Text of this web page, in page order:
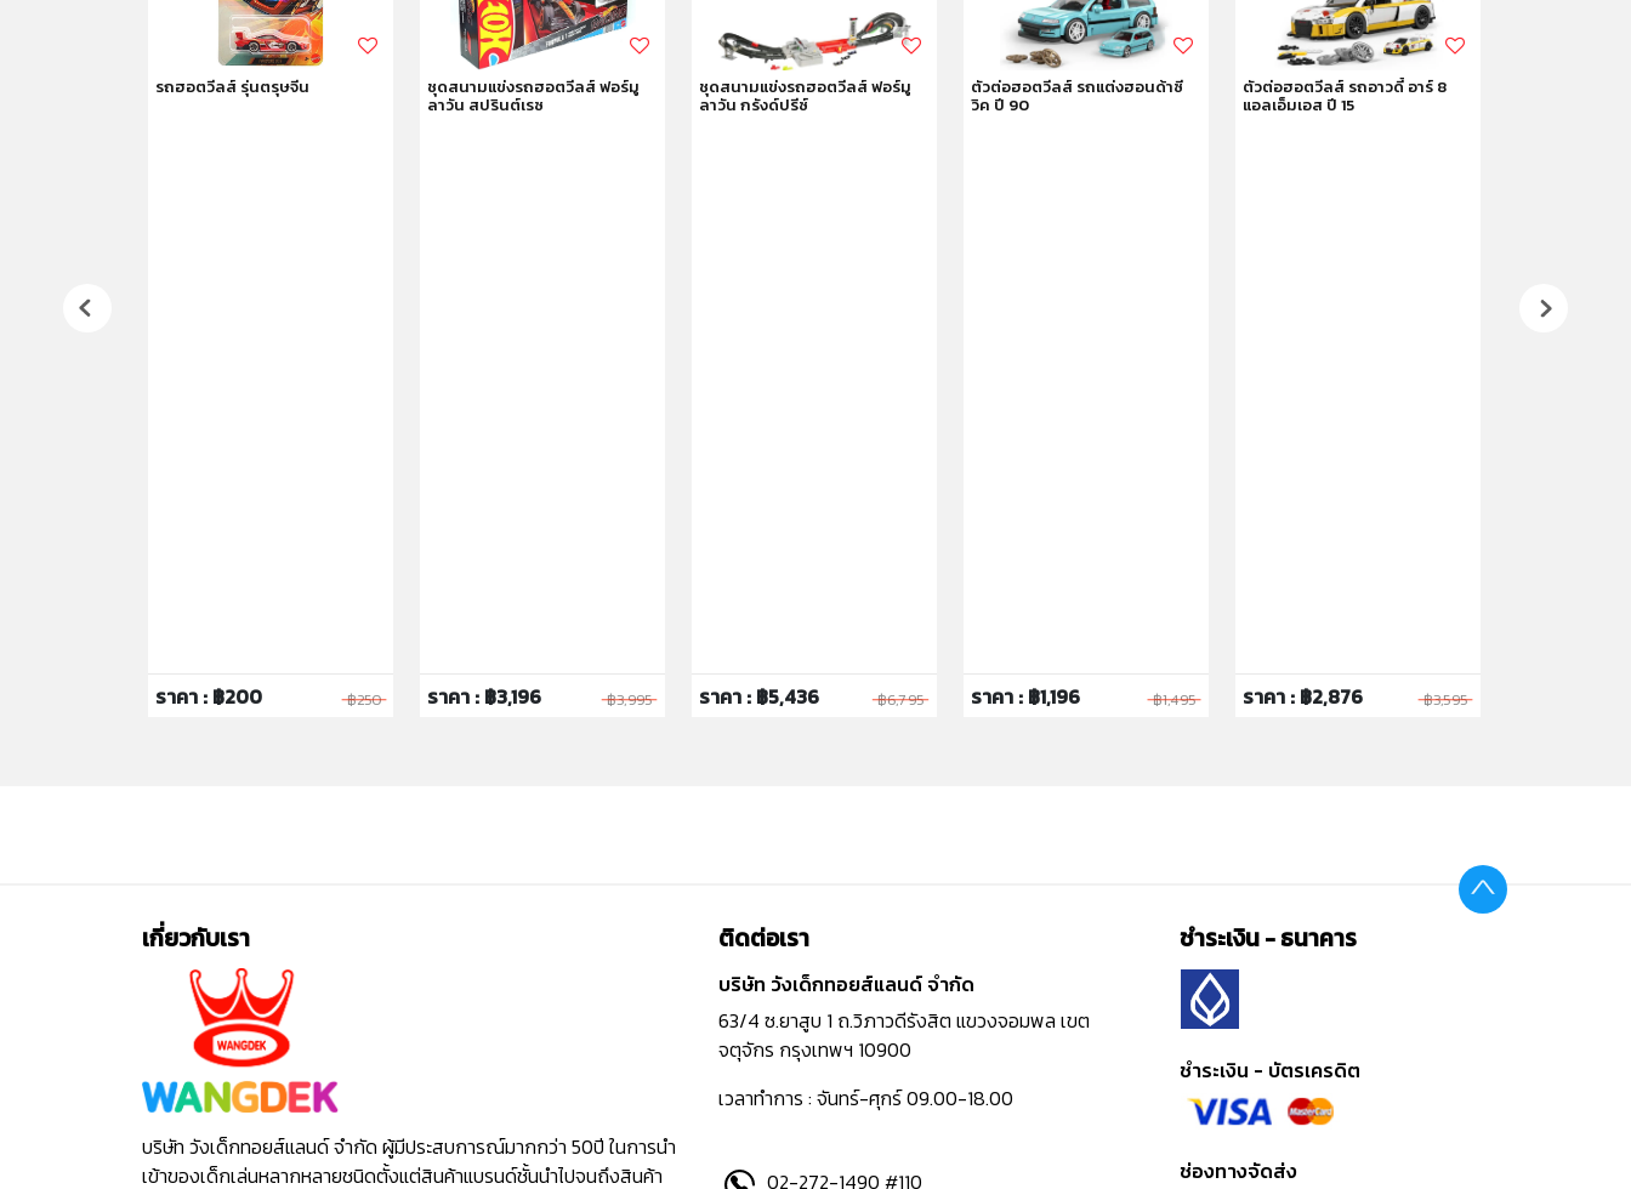
1:64 (ประมาณ
รถฮอตวีลส์ รุ่นตรุษจีน
ราคา : ฿200 ฿250
ชุดสนามแข่งรถฮอตวีลส์ ฟอร์มู
ลาวัน สปรินต์เรซ
ราคา : ฿3,196 ฿3,995
ชุดสนามแข่งรถฮอตวีลส์ ฟอร์มู
ลาวัน กรังด์ปรีซ์
ราคา : ฿5,436 ฿6,795
ตัวต่อฮอตวีลส์ รถแต่งฮอนด้าซี
วิค ปี 90
ราคา : ฿1,196 ฿1,495
ตัวต่อฮอตวีลส์ รถอาวดี้ อาร์ 8
แอลเอ็มเอส ปี 15
ราคา : ฿2,876 ฿3,595
เกี่ยวกับเรา
บริษัท วังเด็กทอยส์แลนด์ จำกัด ผู้มีประสบการณ์มากกว่า 50ปี ในการนำ
เข้าของเด็กเล่นหลากหลายชนิดตั้งแต่สินค้าแบรนด์ชั้นนำไปจนถึงสินค้า
ติดต่อเรา
บริษัท วังเด็กทอยส์แลนด์ จำกัด
63/4 ซ.ยาสูบ 1 ถ.วิภาวดีรังสิต แขวงจอมพล เขต
จตุจักร กรุงเทพฯ 10900
เวลาทำการ : จันทร์-ศุกร์ 09.00-18.00
02-272-1490 #110
ชำระเงิน - ธนาคาร
ชำระเงิน - บัตรเครดิต
ช่องทางจัดส่ง